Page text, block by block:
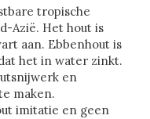
tropische
Azië. Het hout is
aan. Ebbenhout is
het in water zinkt.
en
maken.
imitatie en geen